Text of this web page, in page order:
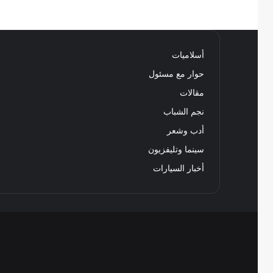
أسلاميات
حوار مع مسئول
مقالات
نجم الشباب
أدب وشعر
سينما وتليفزيون
أخبار السيارات